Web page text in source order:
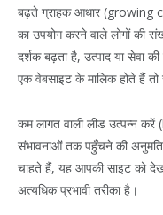
बढ़ते ग्राहक आधार
का उपयोग करने वाले लोगों की
दर्शक बढ़ता है, उत्पाद या सेवा
एक वेबसाइट के मालिक होते हैं तो
कम लागत वाली लीड उत्पन्न
संभावनाओं तक पहुँचने की अनुमति
चाहते हैं, यह आपकी साइट को
अत्यधिक प्रभावी तरीका है।